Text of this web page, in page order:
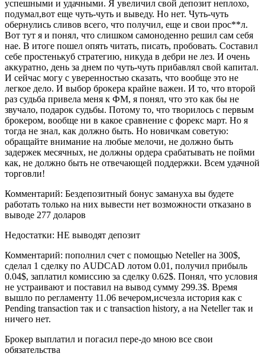
успешными и удачными. Я увеличил свой депозит неплохо,
подумал,вот еще чуть-чуть и выведу. Но нет. Чуть-чуть
обернулись сливов всего, что получил, еще и свои прос**л.
Вот тут я и понял, что слишком самоноденно решил сам себя
нае. В итоге пошел опять читать, писать, пробовать. Составил
себе простенькуб стратегию, никуда в дебри не лез. И очень
аккуратно, день за днем по чуть-чуть прибавлял свой капитал.
И сейчас могу с уверенностью сказать, что вообще это не
легкое дело. И выбор брокера крайне важен. И то, что второй
раз судьба привела меня к ФМ, я понял, что это как бы не
звучало, подарок судьбы. Потому то, что творилось с первым
брокером, вообще ни в какое сравнение с форекс март. Но я
тогда не знал, как должно быть. Но новичкам советую:
обращайте внимание на любые мелочи, не должно быть
задержек месячных, не должны ордера срабатывать не пойми
как, не должно быть не отвечающей поддержки. Всем удачной
торговли!
Комментарий: Бездепозитный бонус замануха вы будете
работать только на них вывести нет возможности отказано в
выводе 277 доларов
Недостатки: НЕ выводят депозит
Комментарий: пополнил счет с помощью Neteller на 300$,
сделал 1 сделку по AUDCAD лотом 0.01, получил прибыль
0.04$, заплатил комиссию за сделку 0.62$. Понял, что условия
не устраивают и поставил на вывод сумму 299.3$. Время
вышло по регламенту 11.06 вечером,исчезла история как с
Pending transaction так и с transaction history, а на Neteller так и
ничего нет.
Брокер выплатил и погасил пере-до мною все свои
обязательства